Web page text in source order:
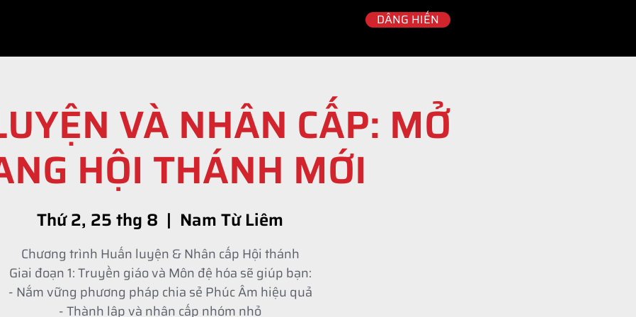
DÂNG HIẾN
VÀ NHÂN CẤP: MỞ
HỘI THÁNH MỚI
Thứ 2, 25 thg 8
  |
Nam Từ Liêm
Chương trình Huấn luyện & Nhân cấp Hội thánh
Giai đoạn 1: Truyền giáo và Môn đệ hóa sẽ giúp bạn:
- Nắm vững phương pháp chia sẻ Phúc Âm hiệu quả
- Thành lập và nhân cấp nhóm nhỏ